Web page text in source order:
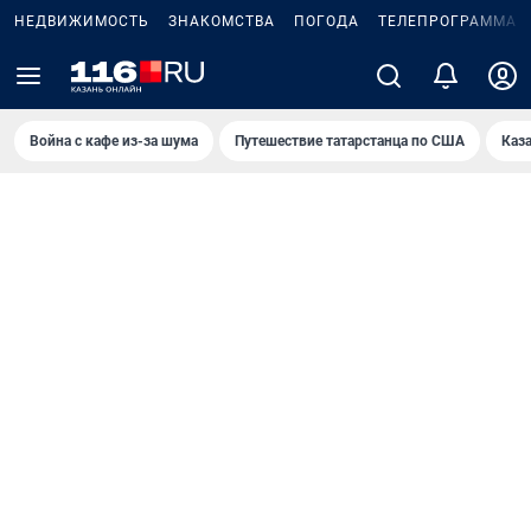
НЕДВИЖИМОСТЬ ЗНАКОМСТВА ПОГОДА ТЕЛЕПРОГРАММА
Война с кафе из-за шума Путешествие татарстанца по США